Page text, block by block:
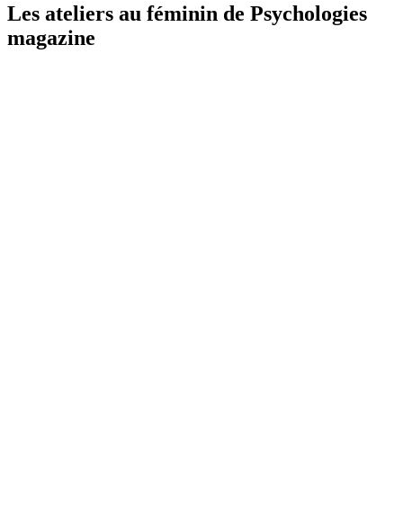
Les ateliers au féminin de Psychologies
magazine